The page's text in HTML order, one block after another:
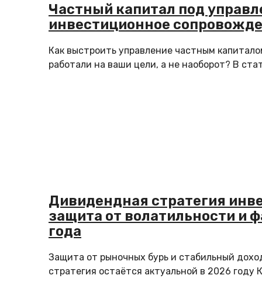
Частный капитал под
инвестиционное
Как выстроить управление частным
работали на ваши цели, а не наоборот? В
Дивидендная стратегия
защита от волатильности и
года
Защита от рыночных бурь и стабильный
стратегия остаётся актуальной в 2026 году